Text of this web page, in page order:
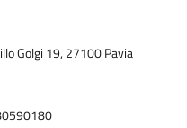
(PROMs), che
punto di vista dei
Golgi 19, 27100 Pavia